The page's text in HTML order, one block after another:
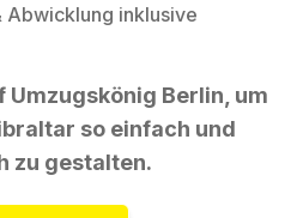
Abwicklung inklusive
Umzugskönig Berlin, um
so einfach und
zu gestalten.